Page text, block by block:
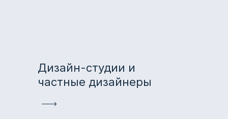
Дизайн-студии и
частные дизайнеры